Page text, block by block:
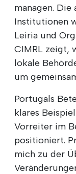
managen.
Institutionen
Leiria und
CIMRL zeigt,
lokale
um
Portugals
klares
Vorreiter im
positioniert.
mich zu der